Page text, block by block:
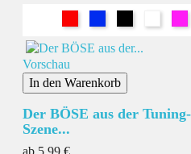
Vorschau
In den Warenkorb
Der BÖSE aus der Tuning-
Szene...
ab Preis
5,99 €